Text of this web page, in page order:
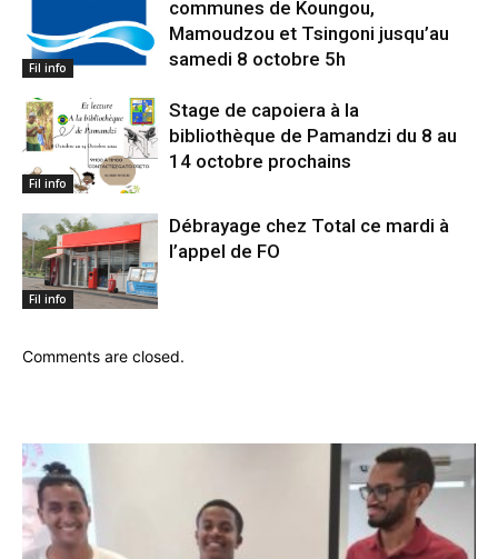
Fil info
communes de Koungou,
Mamoudzou et Tsingoni jusqu’au
samedi 8 octobre 5h
Fil info
Stage de capoiera à la
bibliothèque de Pamandzi du 8 au
14 octobre prochains
Fil info
Débrayage chez Total ce mardi à
l’appel de FO
Comments are closed.